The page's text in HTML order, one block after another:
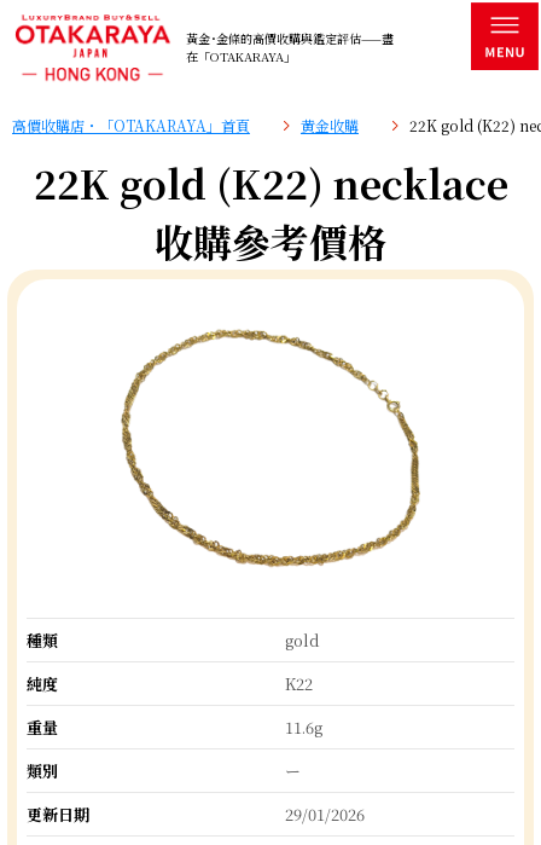
黃金･金條的高價收購與鑑定評估——盡
在「OTAKARAYA」
高價收購店・「OTAKARAYA」首頁 黄金收購 22K gold (K22)
22K gold (K22) necklace
收購參考價格
種類
gold
純度
K22
重量
11.6g
類別
ー
更新日期
29/01/2026